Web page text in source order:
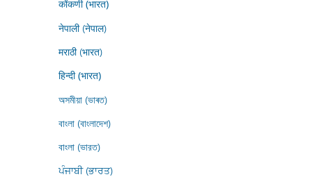
कोंकणी (भारत)
नेपाली (नेपाल)
मराठी (भारत)
हिन्दी (भारत)
অসমীয়া (ভাৰত)
বাংলা (বাংলাদেশ)
বাংলা (ভারত)
ਪੰਜਾਬੀ (ਭਾਰਤ)